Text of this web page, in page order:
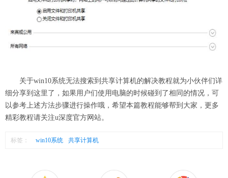
关于win10系统无法搜索到共享计算机的解决教程就为小伙伴们详
细分享到这里了，如果用户们使用电脑的时候碰到了相同的情况，可
以参考上述方法步骤进行操作哦，希望本篇教程能够帮到大家，更多
精彩教程请关注u深度官方网站。
标签： win10系统 共享计算机